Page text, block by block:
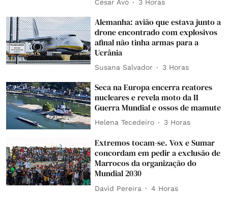
César Avó 3 Horas
Alemanha: avião que estava junto a
drone encontrado com explosivos
afinal não tinha armas para a
Ucrânia
Susana Salvador 3 Horas
Seca na Europa encerra reatores
nucleares e revela moto da II
Guerra Mundial e ossos de mamute
Helena Tecedeiro 3 Horas
Extremos tocam-se. Vox e Sumar
concordam em pedir a exclusão de
Marrocos da organização do
Mundial 2030
David Pereira 4 Horas